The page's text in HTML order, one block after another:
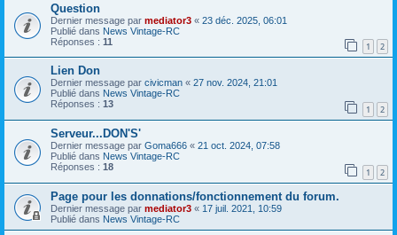
Question
Dernier message par mediator3 « 23 déc. 2025, 06:01
Publié dans News Vintage-RC
Réponses : 11 1 2
Lien Don
Dernier message par civicman « 27 nov. 2024, 21:01
Publié dans News Vintage-RC
Réponses : 13 1 2
Serveur...DON'S'
Dernier message par Goma666 « 21 oct. 2024, 07:58
Publié dans News Vintage-RC
Réponses : 18 1 2
Page pour les donnations/fonctionnement du forum.
Dernier message par mediator3 « 17 juil. 2021, 10:59
Publié dans News Vintage-RC